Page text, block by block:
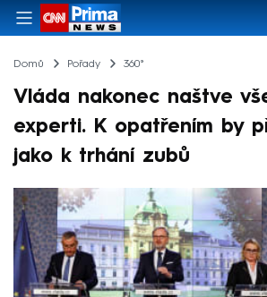
Domů Pořady 360°
Vláda nakonec naštve
experti. K opatřením by
jako k trhání zubů